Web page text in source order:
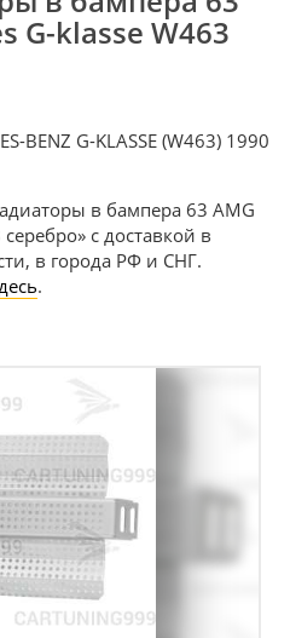
G-klasse W463
BENZ G-KLASSE (W463) 1990
в бампера 63 AMG
с доставкой в
в города РФ и СНГ.
.